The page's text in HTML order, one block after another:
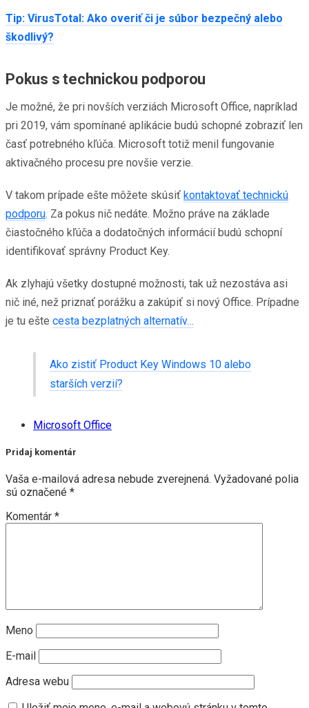
Tip: VirusTotal: Ako overiť či je súbor bezpečný alebo
škodlivý?
Pokus s technickou podporou
Je možné, že pri novších verziách Microsoft Office, napríklad
pri 2019, vám spomínané aplikácie budú schopné zobraziť len
časť potrebného kľúča. Microsoft totiž menil fungovanie
aktivačného procesu pre novšie verzie.
V takom prípade ešte môžete skúsiť kontaktovať technickú
podporu. Za pokus nič nedáte. Možno práve na základe
čiastočného kľúča a dodatočných informácií budú schopní
identifikovať správny Product Key.
Ak zlyhajú všetky dostupné možnosti, tak už nezostáva asi
nič iné, než priznať porážku a zakúpiť si nový Office. Prípadne
je tu ešte cesta bezplatných alternatív…
Ako zistiť Product Key Windows 10 alebo
starších verzií?
Microsoft Office
Pridaj komentár
Vaša e-mailová adresa nebude zverejnená. Vyžadované polia
sú označené *
Komentár *
Meno
E-mail
Adresa webu